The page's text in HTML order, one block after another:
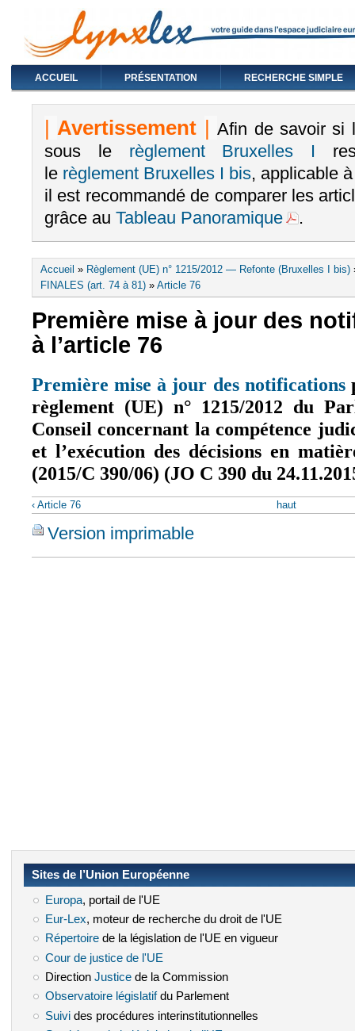
ACCUEIL PRÉSENTATION RECHERCHE SIMPLE
|Avertissement | Afin de savoir si
sous le règlement Bruxelles I
le règlement Bruxelles I bis, applicable
il est recommandé de comparer les
grâce au Tableau Panoramique .
Vous êtes ici
Accueil » Règlement (UE) n° 1215/2012 — Refonte (Bruxelles I bis)
FINALES (art. 74 à 81) » Article 76
Première mise à jour des
à l’article 76
Première mise à jour des notifications
règlement (UE) n° 1215/2012 du
Conseil concernant la compétence
et l’exécution des décisions en
(2015/C 390/06) (JO C 390 du
‹ Article 76 haut
Version imprimable
Sites de l’Union Européenne
Europa(le lien est externe)
, portail de l'UE
Eur-Lex (le lien est externe)
, moteur de recherche du droit de l'UE
Répertoire(le lien est externe)
de la législation de l'UE en vigueur
Cour de justice de l'UE
Direction Justice(le lien est externe)
de la Commission
Observatoire législatif(le lien est externe)
du Parlement
Suivi(le lien est externe)
des procédures interinstitutionnelles